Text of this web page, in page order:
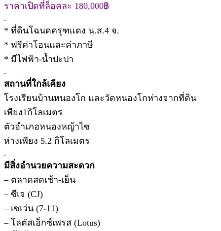
ราคาเปิดที่ล็อคละ 180,000฿
.
* ที่ดินโฉนดครุฑแดง น.ส.4 จ.
* ฟรีค่าโอนและค่าภาษี
* มีไฟฟ้า-น้ำปะปา
.
สถานที่ใกล้เคียง
โรงเรียนบ้านหนองโก และวัดหนองโกห่างจากที่ดิน
เพียง1กิโลเมตร
ตัวอำเภอหนองหญ้าไซ
ห่างเพียง 5.2 กิโลเมตร
.
มีสิ่งอำนวยความสะดวก
– ตลาดสดเช้า-เย็น
– ซีเจ (CJ)
– เซเว่น (7-11)
– โลตัสเอ็กซ์เพรส (Lotus)